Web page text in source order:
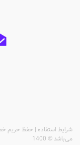
شرایط استفاده | حفظ حریم
می‌باشد © 1400